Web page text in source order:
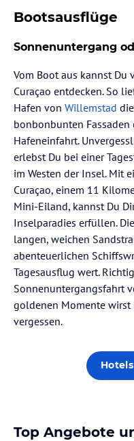
Bootsausflüge
Sonnenuntergang
Vom Boot aus kannst
Curaçao entdecken. So
Hafen von Willemstad
bonbonbunten
Hafeneinfahrt.
erlebst Du bei einer
im Westen der Insel. Mit
Curaçao, einem 11
Mini-Eiland, kannst Du
Inselparadies erfüllen.
langen, weichen
abenteuerlichen
Tagesausflug wert.
Sonnenuntergangsfahrt
goldenen Momente wirst
vergessen.
Top Angebote